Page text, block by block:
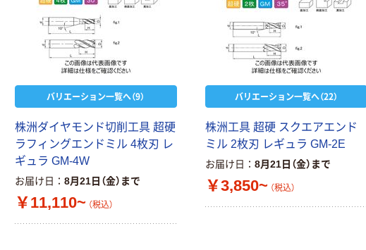
バリエーション一覧へ（9）
株洲ダイヤモンド切削工具 超硬
ラフィングエンドミル 4枚刃 レ
ギュラ GM-4W
お届け日 8月21日（金）まで
￥11,110~ （税込）
バリエーション一覧へ（22）
株洲工具 超硬 スクエアエンド
ミル 2枚刃 レギュラ GM-2E
お届け日 8月21日（金）まで
￥3,850~ （税込）